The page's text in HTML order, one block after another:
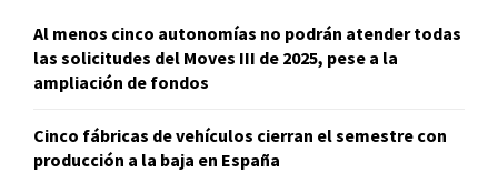
Al menos cinco autonomías no podrán atender todas
las solicitudes del Moves III de 2025, pese a la
ampliación de fondos
Cinco fábricas de vehículos cierran el semestre con
producción a la baja en España